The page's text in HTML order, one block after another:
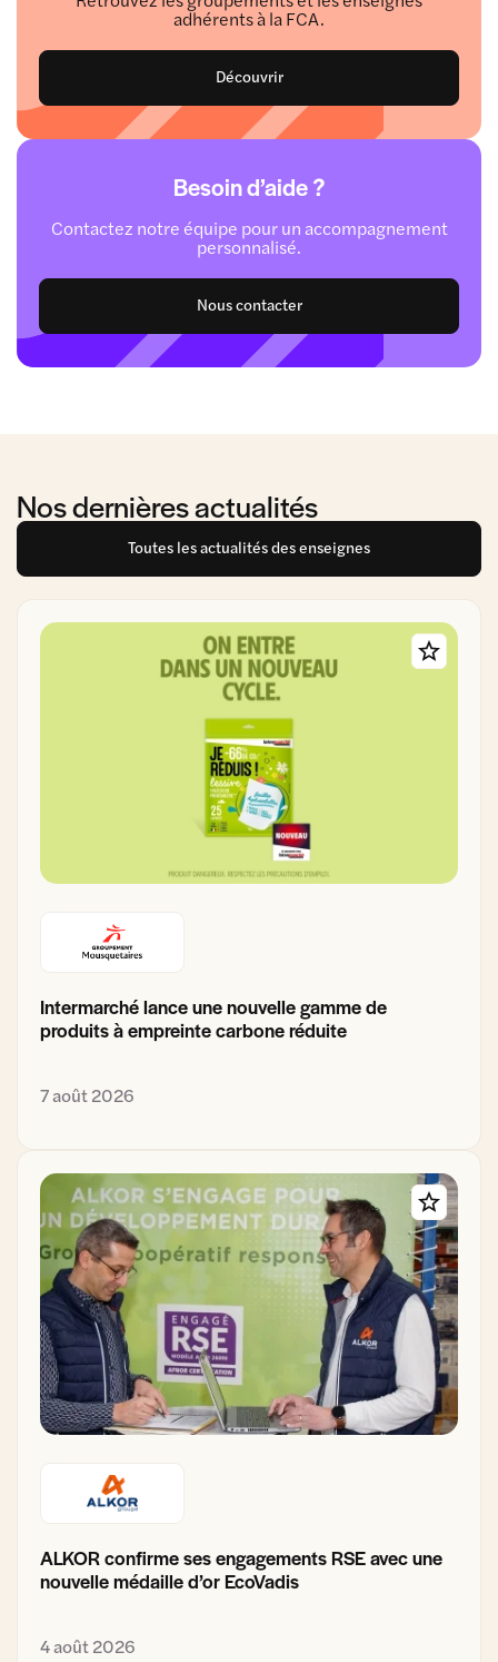
adhérents à la FCA.
Découvrir
Besoin d’aide ?
Contactez notre équipe pour un accompagnement
personnalisé.
Nous contacter
Nos dernières actualités
Toutes les actualités des enseignes
Intermarché lance une nouvelle gamme de
produits à empreinte carbone réduite
7 août 2026
ALKOR confirme ses engagements RSE avec une
nouvelle médaille d’or EcoVadis
4 août 2026